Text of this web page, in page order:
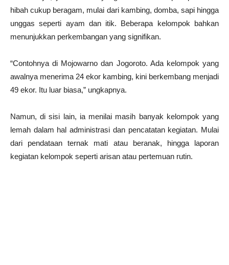
hibah cukup beragam, mulai dari kambing, domba, sapi hingga
unggas seperti ayam dan itik. Beberapa kelompok bahkan
menunjukkan perkembangan yang signifikan.
“Contohnya di Mojowarno dan Jogoroto. Ada kelompok yang
awalnya menerima 24 ekor kambing, kini berkembang menjadi
49 ekor. Itu luar biasa,” ungkapnya.
Namun, di sisi lain, ia menilai masih banyak kelompok yang
lemah dalam hal administrasi dan pencatatan kegiatan. Mulai
dari pendataan ternak mati atau beranak, hingga laporan
kegiatan kelompok seperti arisan atau pertemuan rutin.